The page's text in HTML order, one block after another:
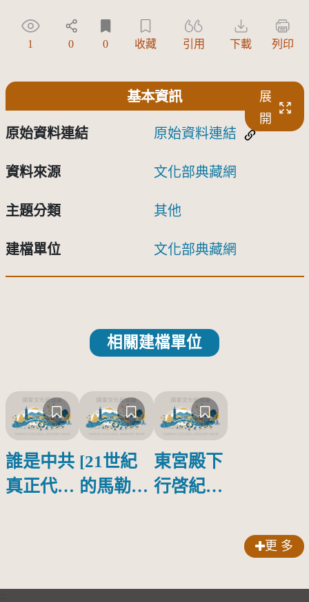
1 0 0 收藏 引用 下載 列印
基本資訊
展
開
原始資料連結 原始資料連結
資料來源 文化部典藏網
主題分類 其他
建檔單位 文化部典藏網
相關建檔單位
誰是中共
真正代言
[21世紀
的馬勒、
的依戀—
東宮殿下
行啓紀念
更 多